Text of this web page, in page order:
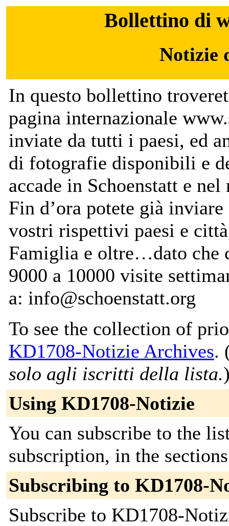
Bollettino di
Notizie
In questo bollettino
pagina internazionale
inviate da tutti i paesi, ed
di fotografie disponibili e
accade in Schoenstatt e nel
Fin d’ora potete già
vostri rispettivi paesi e
Famiglia e oltre…dato che
9000 a 10000 visite
a: info@schoenstatt.org
To see the collection of
KD1708-Notizie Archives.
solo agli iscritti della lista.
Using KD1708-Notizie
You can subscribe to the
subscription, in the
Subscribing to KD1708-
Subscribe to KD1708-